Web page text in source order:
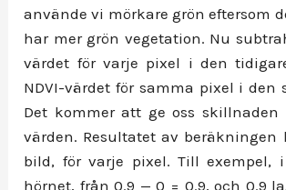
använde vi mörkare grön eftersom
har mer grön vegetation. Nu
värdet för varje pixel i den
NDVI-värdet för samma pixel i den
Det kommer att ge oss skillnaden
värden. Resultatet av beräkningen
bild, för varje pixel. Till exempel,
hörnet, från 0.9 — 0 = 0.9, och 0.9